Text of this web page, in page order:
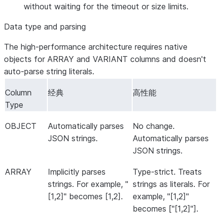
without waiting for the timeout or size limits.
Data type and parsing
The high-performance architecture requires native
objects for ARRAY and VARIANT columns and doesn't
auto-parse string literals.
Column
Type
经典 高性能
OBJECT
Automatically parses
JSON strings.
No change.
Automatically parses
JSON strings.
ARRAY
Implicitly parses
strings. For example, "
[1,2]" becomes [1,2].
Type-strict. Treats
strings as literals. For
example, "[1,2]"
becomes ["[1,2]"].